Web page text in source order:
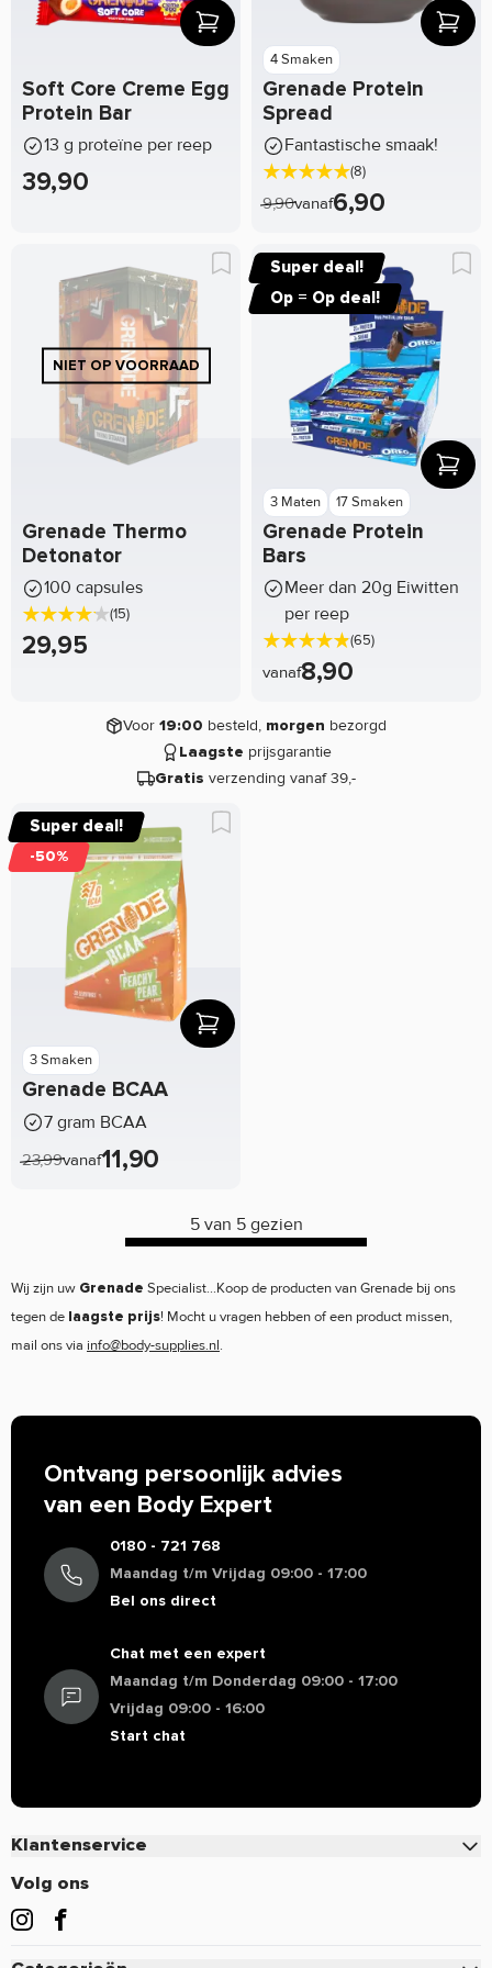
Soft Core Creme Egg
Protein Bar
13 g proteïne per reep
39,90
4 Smaken
Grenade Protein
Spread
Fantastische smaak!
(8)
9,90vanaf6,90
Grenade Thermo
Detonator
100 capsules
(15)
29,95
Super deal!
Op = Op deal!
3 Maten 17 Smaken
Grenade Protein
Bars
Meer dan 20g Eiwitten
per reep
(65)
vanaf8,90
Voor 19:00 besteld, morgen bezorgd
Laagste prijsgarantie
Gratis verzending vanaf 39,-
Super deal!
-50%
3 Smaken
Grenade BCAA
7 gram BCAA
23,99vanaf11,90
5 van 5 gezien
Wij zijn uw Grenade Specialist...Koop de producten van Grenade bij ons
tegen de
laagste prijs! Mocht u vragen hebben of een product missen,
mail ons via info@body-supplies.nl.
Ontvang persoonlijk advies
van een Body Expert
0180 - 721 768
Maandag t/m Vrijdag 09:00 - 17:00
Bel ons direct
Chat met een expert
Maandag t/m Donderdag 09:00 - 17:00
Vrijdag 09:00 - 16:00
Start chat
Klantenservice
Contact
Veelgestelde vragen
Volg ons